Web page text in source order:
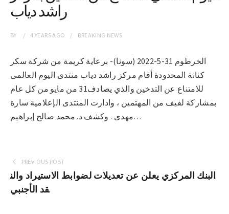
راشد دياب
BY 4 YEARSAGO BREAKING NEWS
الخرطوم 31-5-2022 (سونا)- برعاية كريمة من شركة سكر
كنانة المحدودة أقام مركز راشد دياب منتدى اليوم العالمى
للامتناع عن التدخين والذي يصادف31 من مايو من كل عام
بمشاركة لفيف من المهتمين ، وادارت المنتدى الإعلامية سارة
مهدى . وكشف د. محمد صالح إبراهيم…
PREVIOUS POST
البنك المركزي يعلن عن تعديلات لضوابط الاستيراد والن
قد الأجنبي